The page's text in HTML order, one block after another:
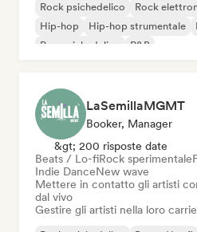
Rock psichedelico Rock
Hip-hop
Hip-hop strumentale
Pop psichedelico
R&B
LaSemillaMGMT
Booker, Manager
&gt; 200 risposte date
Beats / Lo-fiRock sperimentale
Indie DanceNew wave
Mettere in contatto gli artisti
dal vivo
Gestire gli artisti nella loro